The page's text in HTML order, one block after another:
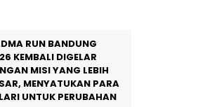
RUN BANDUNG
KEMBALI DIGELAR
MISI YANG LEBIH
MENYATUKAN PARA
UNTUK PERUBAHAN